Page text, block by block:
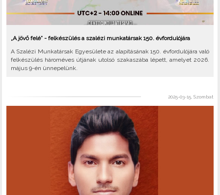
„A jövő felé” - felkészülés a szalézi munkatársak 150. évfordulójára
A Szalézi Munkatársak Egyesülete az alapításának 150. évfordulójára való
felkészülés hároméves útjának utolsó szakaszába lépett, amelyet 2026.
május 9-én ünnepelünk.
2025-03-15, Szombat